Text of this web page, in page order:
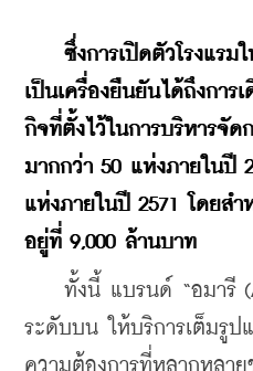
ซึ่งการเปิดตัวโรงแรม
เป็นเครื่องยืนยันได้ถึงการ
กิจที่ตั้งไว้ในการบริหารจัด
มากกว่า 50 แห่งภายในปี
แห่งภายในปี 2571 โดยส
อยู่ที่ 9,000 ล้านบาท
ทั้งนี้ แบรนด์ “อมารี
ระดับบน ให้บริการเต็มรูป
ความต้องการที่หลากหลาย